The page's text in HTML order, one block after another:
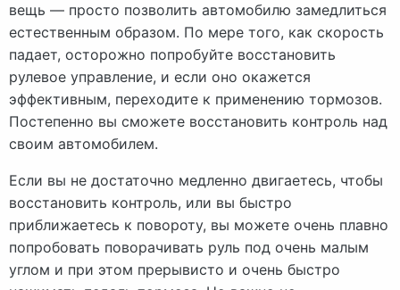
вещь — просто позволить автомобилю замедлиться
естественным образом. По мере того, как скорость
падает, осторожно попробуйте восстановить
рулевое управление, и если оно окажется
эффективным, переходите к применению тормозов.
Постепенно вы сможете восстановить контроль над
своим автомобилем.
Если вы не достаточно медленно двигаетесь, чтобы
восстановить контроль, или вы быстро
приближаетесь к повороту, вы можете очень плавно
попробовать поворачивать руль под очень малым
углом и при этом прерывисто и очень быстро